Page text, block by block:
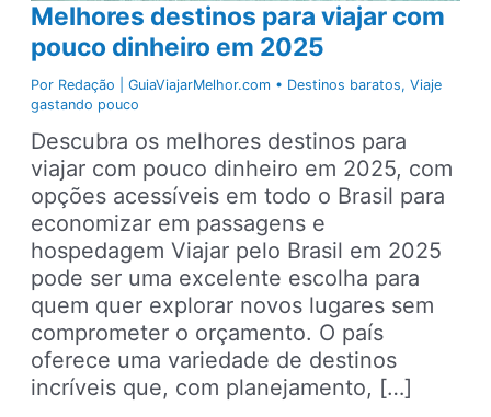
Melhores destinos para viajar com
pouco dinheiro em 2025
Por Redação | GuiaViajarMelhor.com • Destinos baratos,Viaje
gastando pouco
Descubra os melhores destinos para
viajar com pouco dinheiro em 2025, com
opções acessíveis em todo o Brasil para
economizar em passagens e
hospedagem Viajar pelo Brasil em 2025
pode ser uma excelente escolha para
quem quer explorar novos lugares sem
comprometer o orçamento. O país
oferece uma variedade de destinos
incríveis que, com planejamento, […]